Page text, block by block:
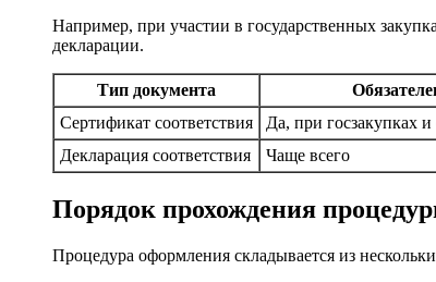
Например, при участии в государственных
декларации.
Тип документа
Сертификат соответствия
Да, при госзакупках и
Декларация соответствия
Чаще всего
Порядок прохождения
Процедура оформления складывается из